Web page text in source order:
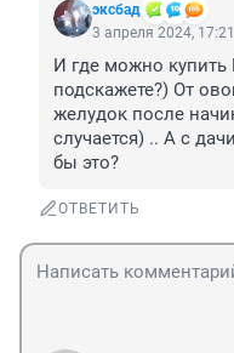
эксбад
3 апреля 2024, 17:21
И где можно
подскажете?) От
желудок после
случается) .. А с
бы это?
ОТВЕТИТЬ